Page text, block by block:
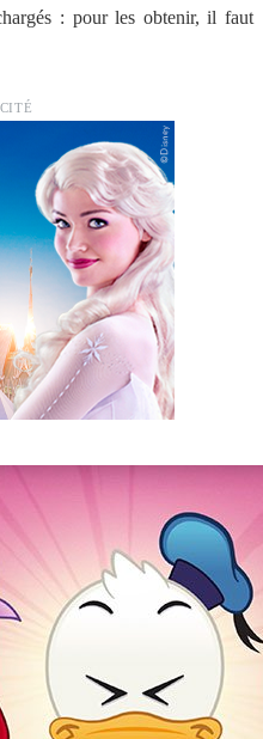
: pour les obtenir, il faut